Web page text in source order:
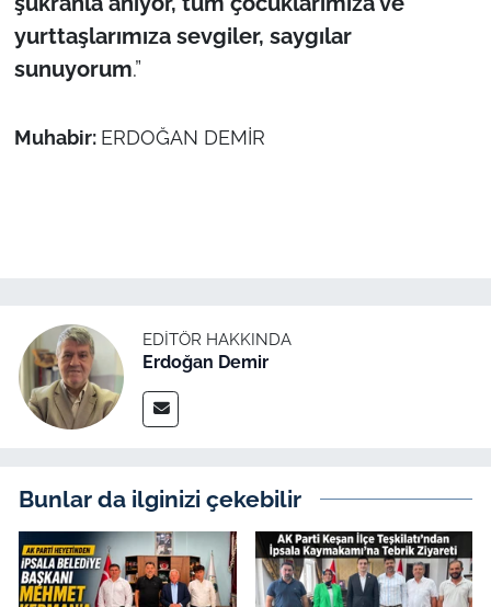
yurttaşlarımıza sevgiler, saygılar
sunuyorum.”
Muhabir: ERDOĞAN DEMİR
EDITÖR HAKKINDA
Erdoğan Demir
Bunlar da ilginizi çekebilir